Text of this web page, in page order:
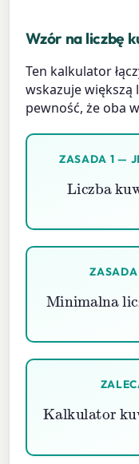
Wzór na liczbę
Ten kalkulator
wskazuje większą
pewność, że oba
ZASADA 1 —
Liczba
Minimalna
Kalkulator kuwet dla kota=